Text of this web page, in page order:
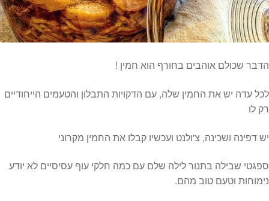
המותגים שלנו
חגים
מתנות לחנוכת בית
מתכונים שלכם
מאמרים
עגלת קניות
הדבר שכולם אוהבים בחורף הוא חמין !
לכל עדה יש את החמין שלה, עם הדקויות התבלון והטעמים הייחודיים
רק לו
יש דפינה ושכינה, צ'ולנט ועכשיו קבלו את החמין מקרוני
ספגטי שבילה בתנור לילה שלם עם כמה חלקי עוף עסיסיים לא יודע
נימוחות וטעם טוב מהם.